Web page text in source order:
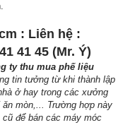
: Liên hệ :
41 45 (Mr. Ý)
ty thu mua phế liệu
tin tưởng từ khi thành lập
ở hay trong các xưởng
mòn,... Trường hợp này
để bán các máy móc